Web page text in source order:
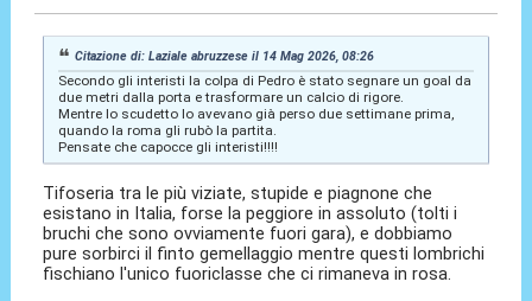
Citazione di: Laziale abruzzese il 14 Mag 2026, 08:26
Secondo gli interisti la colpa di Pedro è stato segnare un goal da
due metri dalla porta e trasformare un calcio di rigore.
Mentre lo scudetto lo avevano già perso due settimane prima,
quando la roma gli rubò la partita.
Pensate che capocce gli interisti!!!!
Tifoseria tra le più viziate, stupide e piagnone che
esistano in Italia, forse la peggiore in assoluto (tolti i
bruchi che sono ovviamente fuori gara), e dobbiamo
pure sorbirci il finto gemellaggio mentre questi lombrichi
fischiano l'unico fuoriclasse che ci rimaneva in rosa.